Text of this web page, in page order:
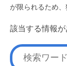
が限られるため、
該当する情報が